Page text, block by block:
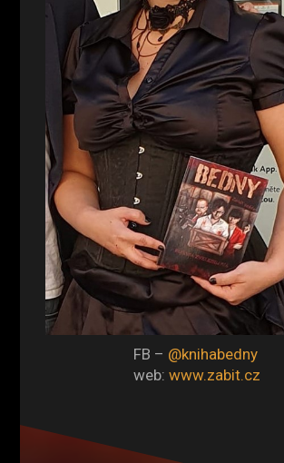
FB – @knihabedny
web: www.zabit.cz